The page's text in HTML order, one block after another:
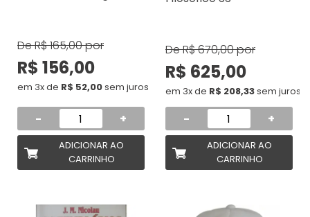
DeR$ 165,00por
R$ 156,00
em 3x de R$ 52,00sem juros
- +
ADICIONAR AO
CARRINHO
DeR$ 670,00por
R$ 625,00
em 3x de R$ 208,33sem juros
- +
ADICIONAR AO
CARRINHO